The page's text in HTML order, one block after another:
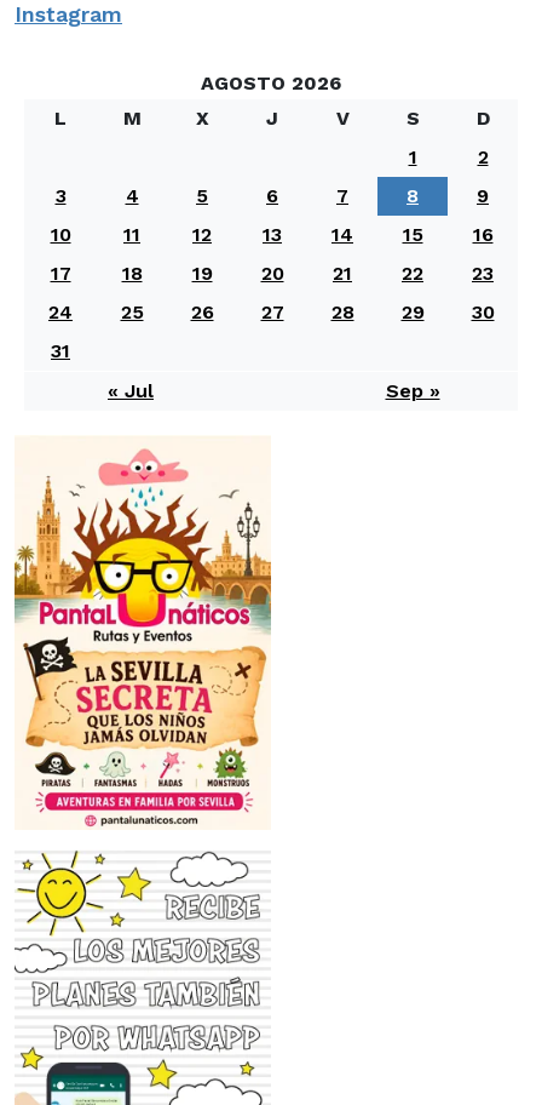
Instagram
AGOSTO 2026
L
M X J V S
D
1
2
3
4 5 6 7 8
9
10
11 12 13 14 15
16
17
18 19 20 21 22
23
24
25 26 27 28 29
30
31
« Jul
Sep »